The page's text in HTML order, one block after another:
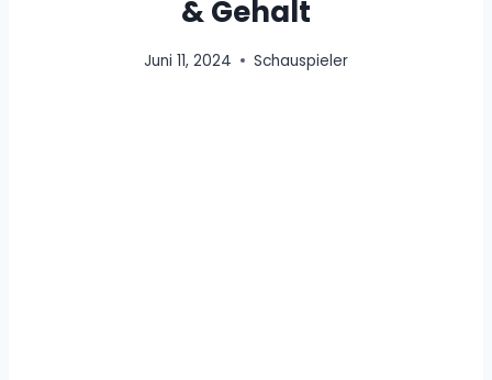
& Gehalt
Juni 11, 2024 Schauspieler